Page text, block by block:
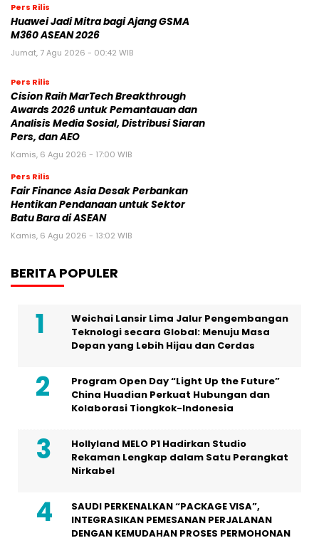
Pers Rilis
Huawei Jadi Mitra bagi Ajang GSMA
M360 ASEAN 2026
Jumat, 7 Agu 2026 - 00:42 WIB
Pers Rilis
Cision Raih MarTech Breakthrough
Awards 2026 untuk Pemantauan dan
Analisis Media Sosial, Distribusi Siaran
Pers, dan AEO
Kamis, 6 Agu 2026 - 17:00 WIB
Pers Rilis
Fair Finance Asia Desak Perbankan
Hentikan Pendanaan untuk Sektor
Batu Bara di ASEAN
Kamis, 6 Agu 2026 - 13:02 WIB
BERITA POPULER
Weichai Lansir Lima Jalur Pengembangan
Teknologi secara Global: Menuju Masa
Depan yang Lebih Hijau dan Cerdas
Program Open Day “Light Up the Future”
China Huadian Perkuat Hubungan dan
Kolaborasi Tiongkok-Indonesia
Hollyland MELO P1 Hadirkan Studio
Rekaman Lengkap dalam Satu Perangkat
Nirkabel
SAUDI PERKENALKAN “PACKAGE VISA”,
INTEGRASIKAN PEMESANAN PERJALANAN
DENGAN KEMUDAHAN PROSES PERMOHONAN